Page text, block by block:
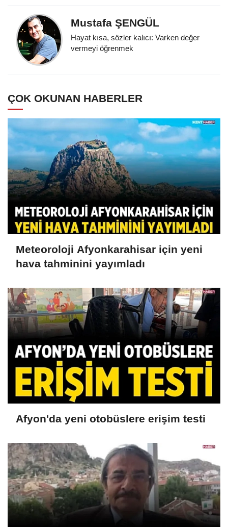
Mustafa ŞENGÜL
Hayat kısa, sözler kalıcı: Varken değer
vermeyi öğrenmek
ÇOK OKUNAN HABERLER
Meteoroloji Afyonkarahisar için yeni
hava tahminini yayımladı
Afyon'da yeni otobüslere erişim testi